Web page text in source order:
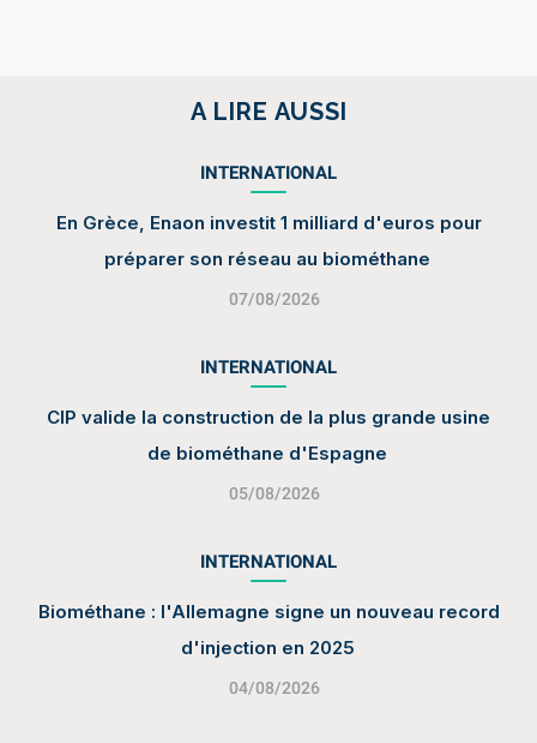
A LIRE AUSSI
INTERNATIONAL
En Grèce, Enaon investit 1 milliard d'euros pour
préparer son réseau au biométhane
07/08/2026
INTERNATIONAL
CIP valide la construction de la plus grande usine
de biométhane d'Espagne
05/08/2026
INTERNATIONAL
Biométhane : l'Allemagne signe un nouveau record
d'injection en 2025
04/08/2026